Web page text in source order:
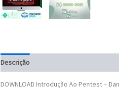
Descrição
DOWNLOAD Introdução Ao Pentest –